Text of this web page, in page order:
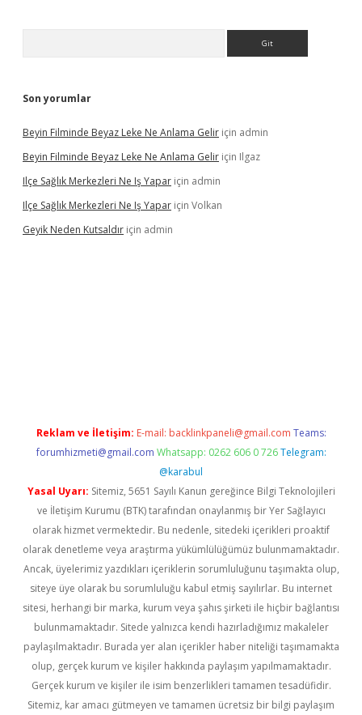
Son yorumlar
Beyin Filminde Beyaz Leke Ne Anlama Gelir için admin
Beyin Filminde Beyaz Leke Ne Anlama Gelir için Ilgaz
Ilçe Sağlık Merkezleri Ne Iş Yapar için admin
Ilçe Sağlık Merkezleri Ne Iş Yapar için Volkan
Geyik Neden Kutsaldır için admin
Reklam ve İletişim: E-mail: backlinkpaneli@gmail.com Teams:
forumhizmeti@gmail.com Whatsapp: 0262 606 0 726 Telegram:
@karabul
Yasal Uyarı: Sitemiz, 5651 Sayılı Kanun gereğince Bilgi Teknolojileri
ve İletişim Kurumu (BTK) tarafından onaylanmış bir Yer Sağlayıcı
olarak hizmet vermektedir. Bu nedenle, sitedeki içerikleri proaktif
olarak denetleme veya araştırma yükümlülüğümüz bulunmamaktadır.
Ancak, üyelerimiz yazdıkları içeriklerin sorumluluğunu taşımakta olup,
siteye üye olarak bu sorumluluğu kabul etmiş sayılırlar. Bu internet
sitesi, herhangi bir marka, kurum veya şahıs şirketi ile hiçbir bağlantısı
bulunmamaktadır. Sitede yalnızca kendi hazırladığımız makaleler
paylaşılmaktadır. Burada yer alan içerikler haber niteliği taşımamakta
olup, gerçek kurum ve kişiler hakkında paylaşım yapılmamaktadır.
Gerçek kurum ve kişiler ile isim benzerlikleri tamamen tesadüfidir.
Sitemiz, kar amacı gütmeyen ve tamamen ücretsiz bir bilgi paylaşım